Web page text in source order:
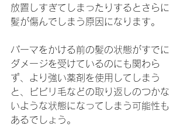
放置しすぎてしまったりするとさらに
髪が傷んでしまう原因になります。
パーマをかける前の髪の状態がすでに
ダメージを受けているのにも関わら
ず、より強い薬剤を使用してしまう
と、ビビリ毛などの取り返しのつかな
いような状態になってしまう可能性も
あるでしょう。